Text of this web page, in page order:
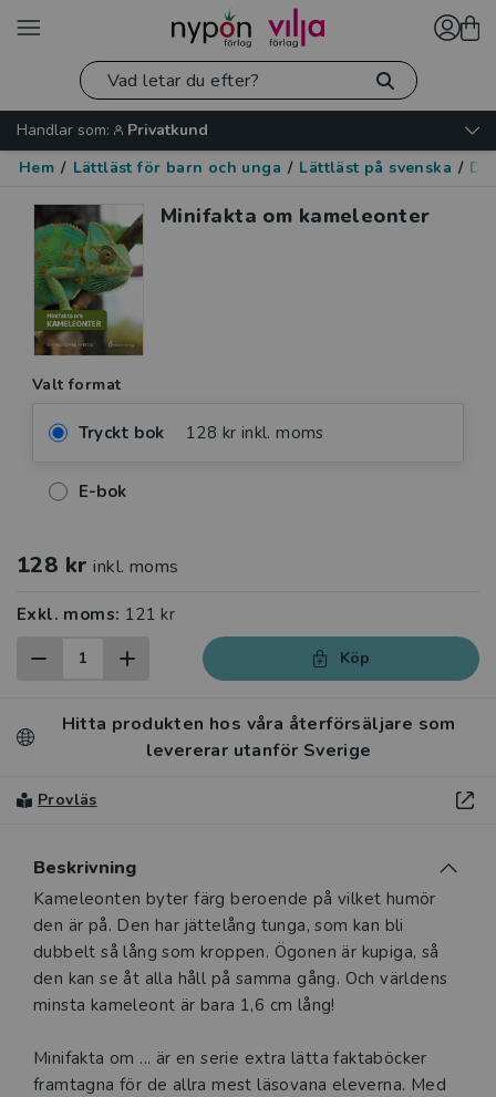
Handlar som:
Privatkund
Hem / Lättläst för barn och unga / Lättläst på svenska /
Minifakta om kameleonter
Valt format
Tryckt bok 128 kr inkl. moms
E-bok
128 kr inkl. moms
Exkl. moms: 121 kr
Köp
Hitta produkten hos våra återförsäljare som
levererar utanför Sverige
Provläs
Beskrivning
Beskrivning
Kameleonten byter färg beroende på vilket humör
den är på. Den har jättelång tunga, som kan bli
dubbelt så lång som kroppen. Ögonen är kupiga, så
den kan se åt alla håll på samma gång. Och världens
minsta kameleont är bara 1,6 cm lång!
Minifakta om ... är en serie extra lätta faktaböcker
framtagna för de allra mest läsovana eleverna. Med